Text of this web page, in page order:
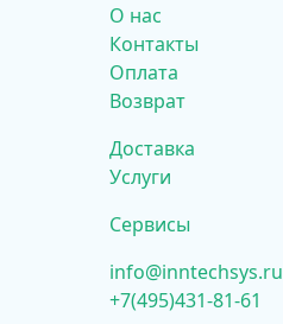
О нас
Контакты
Оплата
Возврат
Доставка
Услуги
Сервисы
info@inntechsys.ru
+7(495)431-81-61